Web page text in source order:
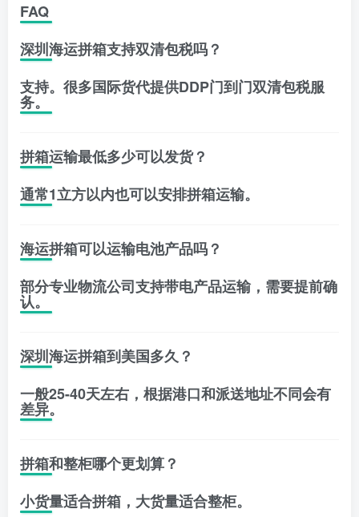
FAQ
深圳海运拼箱支持双清包税吗？
支持。很多国际货代提供DDP门到门双清包税服
务。
拼箱运输最低多少可以发货？
通常1立方以内也可以安排拼箱运输。
海运拼箱可以运输电池产品吗？
部分专业物流公司支持带电产品运输，需要提前确
认。
深圳海运拼箱到美国多久？
一般25-40天左右，根据港口和派送地址不同会有
差异。
拼箱和整柜哪个更划算？
小货量适合拼箱，大货量适合整柜。